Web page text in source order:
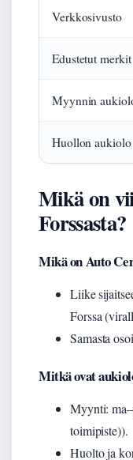
Verkkosivusto
Edustetut merkit
Myynnin
Huollon aukiolo
Mikä on
Forssasta?
Mikä on Auto
Liike
Forssa
Samasta
Mitkä ovat
Myynti:
toimipiste)).
Huolto ja